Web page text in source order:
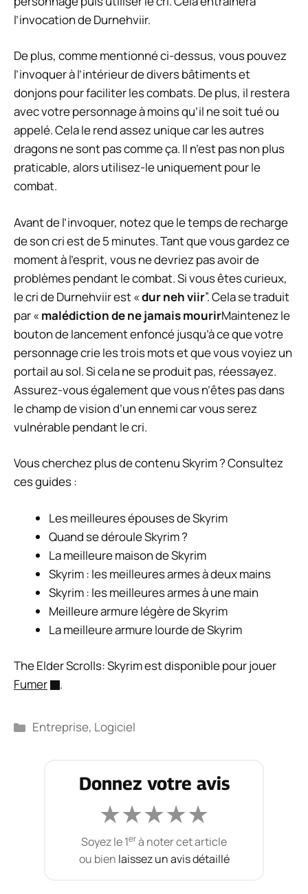
l’invocation de Durnehviir.
De plus, comme mentionné ci-dessus, vous pouvez
l’invoquer à l’intérieur de divers bâtiments et
donjons pour faciliter les combats. De plus, il restera
avec votre personnage à moins qu’il ne soit tué ou
appelé. Cela le rend assez unique car les autres
dragons ne sont pas comme ça. Il n’est pas non plus
praticable, alors utilisez-le uniquement pour le
combat.
Avant de l’invoquer, notez que le temps de recharge
de son cri est de 5 minutes. Tant que vous gardez ce
moment à l’esprit, vous ne devriez pas avoir de
problèmes pendant le combat. Si vous êtes curieux,
le cri de Durnehviir est «dur neh viir”. Cela se traduit
par « malédiction de ne jamais mourirMaintenez le
bouton de lancement enfoncé jusqu’à ce que votre
personnage crie les trois mots et que vous voyiez un
portail au sol. Si cela ne se produit pas, réessayez.
Assurez-vous également que vous n’êtes pas dans
le champ de vision d’un ennemi car vous serez
vulnérable pendant le cri.
Vous cherchez plus de contenu Skyrim ? Consultez
ces guides :
Les meilleures épouses de Skyrim
Quand se déroule Skyrim ?
La meilleure maison de Skyrim
Skyrim : les meilleures armes à deux mains
Skyrim : les meilleures armes à une main
Meilleure armure légère de Skyrim
La meilleure armure lourde de Skyrim
The Elder Scrolls: Skyrim est disponible pour jouer
Fumer
.
Catégories
Entreprise, Logiciel
Donnez votre avis
★★★★★
Soyez le 1erà noter cet article
ou bien laissez un avis détaillé